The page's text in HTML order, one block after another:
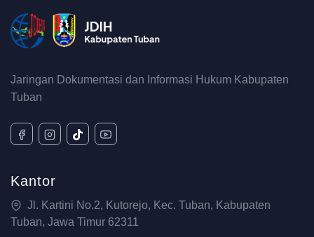
Jaringan Dokumentasi dan Informasi Hukum Kabupaten
Tuban
Kantor
Jl. Kartini No.2, Kutorejo, Kec. Tuban, Kabupaten
Tuban, Jawa Timur 62311